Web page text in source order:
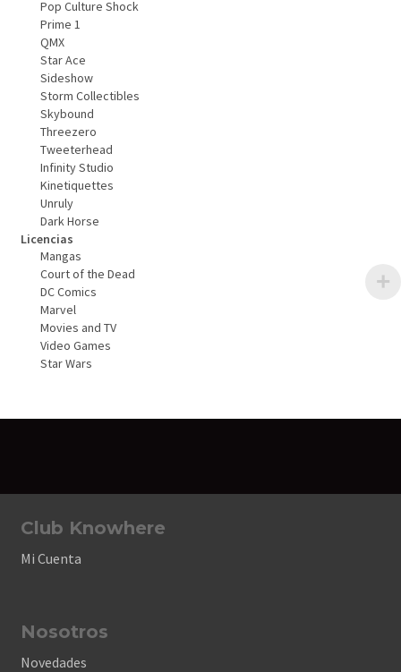
Pop Culture Shock
Prime 1
QMX
Star Ace
Sideshow
Storm Collectibles
Skybound
Threezero
Tweeterhead
Infinity Studio
Kinetiquettes
Unruly
Dark Horse
Licencias
Mangas
Court of the Dead
DC Comics
Marvel
Movies and TV
Video Games
Star Wars
Club Knowhere
Mi Cuenta
Nosotros
Novedades